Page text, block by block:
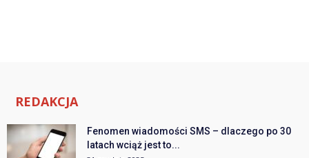
REDAKCJA
Fenomen wiadomości SMS – dlaczego po 30
latach wciąż jest to...